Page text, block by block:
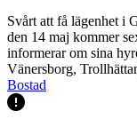
Svårt att få lägenhet i
den 14 maj kommer
informerar om sina
Vänersborg,
Bostad